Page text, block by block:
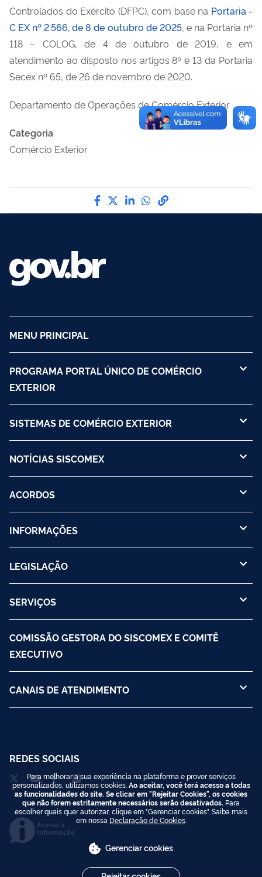
Controlados do Exército (DFPC), com base na Portaria -
C EX nº 2.566, de 8 de outubro de 2025, e na Portaria nº
118 – COLOG, de 4 de outubro de 2019, e em
atendimento ao disposto nos artigos 8º e 13 da Portaria
Secex nº 65, de 26 de novembro de 2020.
Departamento de Operações de Comércio Exterior
Categoria
Comércio Exterior
Compartilhe por Facebook
Compartilhe por Twitter
Compartilhe por
Compartilhe por
link para Copiar
MENU PRINCIPAL
PROGRAMA PORTAL ÚNICO DE COMÉRCIO
EXTERIOR
SISTEMAS DE COMÉRCIO EXTERIOR
NOTÍCIAS SISCOMEX
ACORDOS
INFORMAÇÕES
LEGISLAÇÃO
SERVIÇOS
COMISSÃO GESTORA DO SISCOMEX E COMITÊ
EXECUTIVO
CANAIS DE ATENDIMENTO
REDES SOCIAIS
Acesso à
Informação
Para melhorar a sua experiência na plataforma e prover serviços
personalizados, utilizamos cookies. Ao aceitar, você terá acesso a todas
as funcionalidades do site. Se clicar em "Rejeitar Cookies", os cookies
que não forem estritamente necessários serão desativados. Para
escolher quais quer autorizar, clique em "Gerenciar cookies". Saiba mais
em nossa Declaração de Cookies.
Gerenciar cookies